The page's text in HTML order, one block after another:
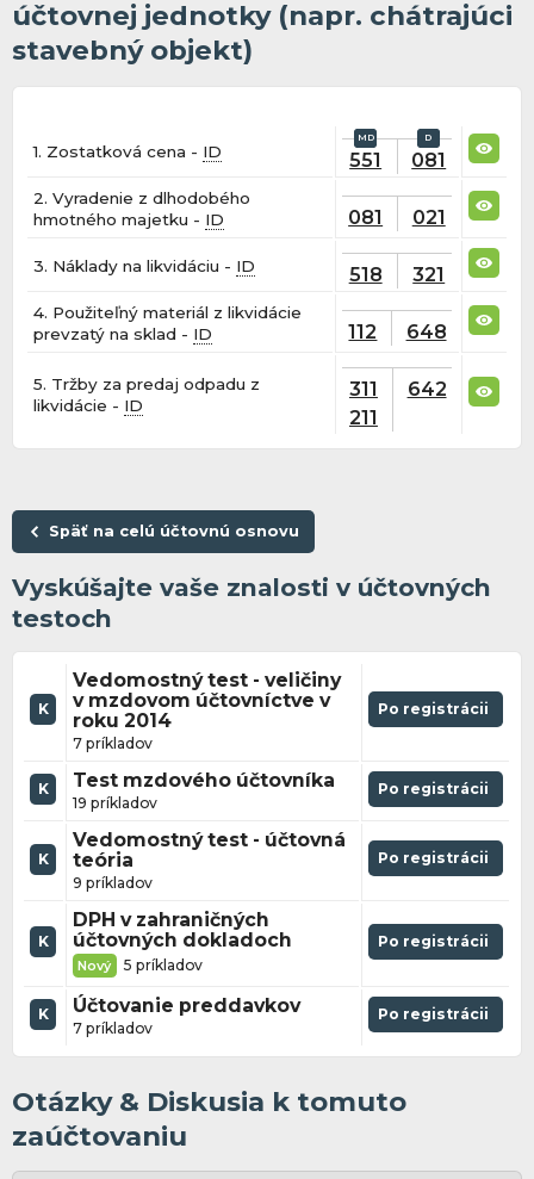
účtovnej jednotky (napr. chátrajúci
stavebný objekt)
1. Zostatková cena - ID 551 081
2. Vyradenie z dlhodobého
hmotného majetku - ID 081 021
3. Náklady na likvidáciu - ID 518 321
4. Použiteľný materiál z likvidácie
prevzatý na sklad - ID 112 648
5. Tržby za predaj odpadu z
likvidácie - ID
311
211
642
Späť na celú účtovnú osnovu
Vyskúšajte vaše znalosti v účtovných
testoch
K
Vedomostný test - veličiny
v mzdovom účtovníctve v
roku 2014
7 príkladov
Po registrácii
K Test mzdového účtovníka
19 príkladov
Po registrácii
K
Vedomostný test - účtovná
teória
9 príkladov
Po registrácii
K
DPH v zahraničných
účtovných dokladoch
Nový 5 príkladov
Po registrácii
K Účtovanie preddavkov
7 príkladov
Po registrácii
Otázky & Diskusia k tomuto
zaúčtovaniu